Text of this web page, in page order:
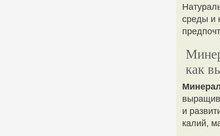
среды и
как
и
калий,